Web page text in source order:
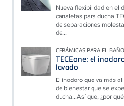
Nueva flexibilidad en el
canaletas para ducha
de separaciones
de...
CERÁMICAS PARA EL BAÑO
TECEone: el
lavado
El inodoro que va más
de bienestar que se
ducha...Así que, ¿por